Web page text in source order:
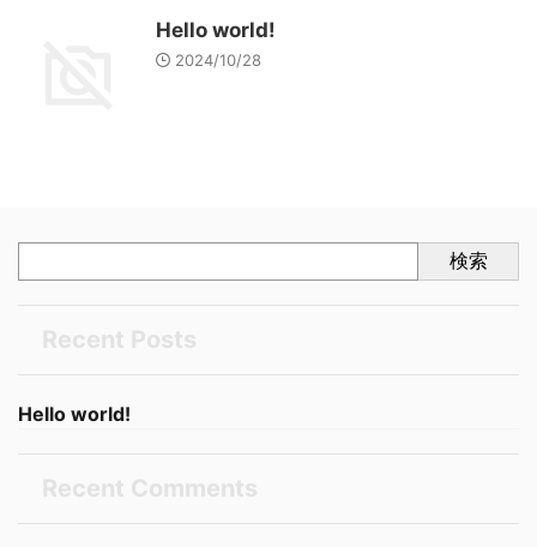
Hello world!
2024/10/28
検索
Hello world!